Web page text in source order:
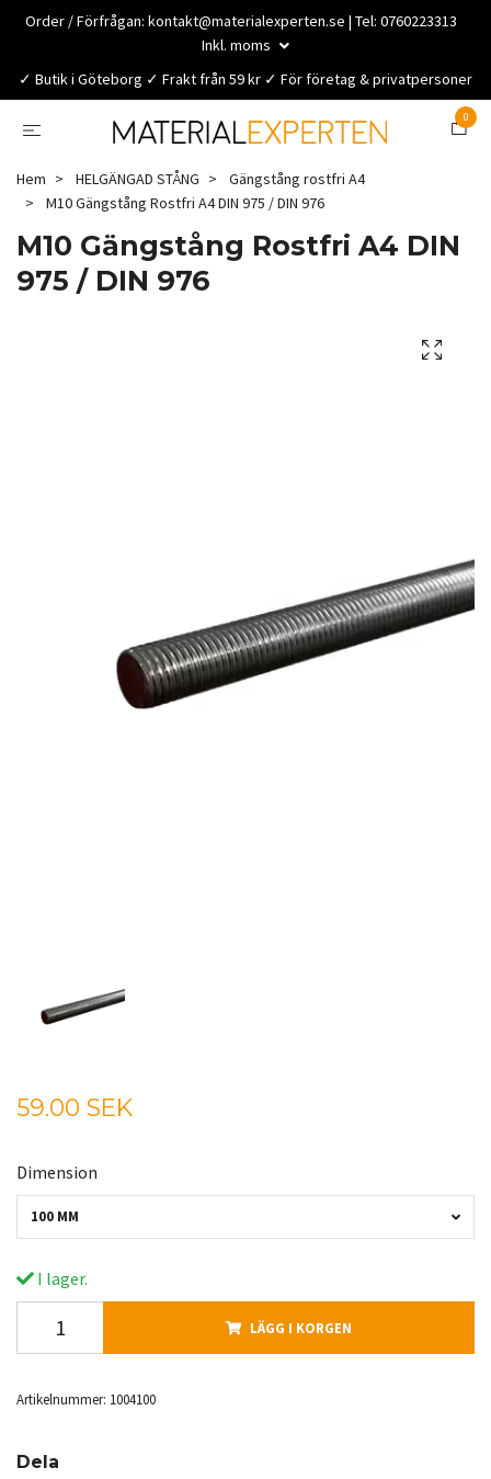
Order / Förfrågan: kontakt@materialexperten.se | Tel: 0760223313
Inkl. moms
✓ Butik i Göteborg ✓ Frakt från 59 kr ✓ För företag & privatpersoner
0
Hem HELGÄNGAD STÅNG
Gängstång rostfri A4
M10 Gängstång Rostfri A4 DIN 975 / DIN 976
M10 Gängstång Rostfri A4 DIN
975 / DIN 976
59.00 SEK
Dimension
100 MM
I lager.
LÄGG I KORGEN
Artikelnummer: 1004100
Dela